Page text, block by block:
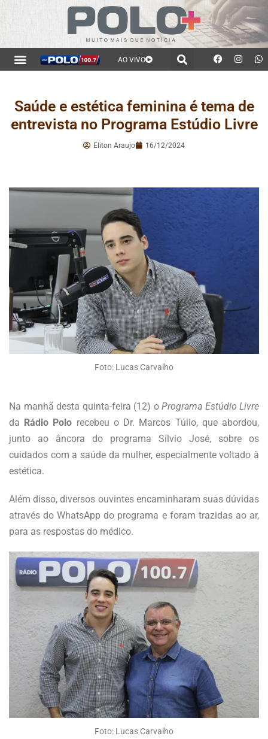
AO VIVO
Saúde e estética feminina é tema de
entrevista no Programa Estúdio Livre
Eliton Araujo 16/12/2024
Foto: Lucas Carvalho
Na manhã desta quinta-feira (12) o Programa Estúdio Livre
da Rádio Polo recebeu o Dr. Marcos Túlio, que abordou,
junto ao âncora do programa Sílvio José, sobre os
cuidados com a saúde da mulher, especialmente voltado à
estética.
Além disso, diversos ouvintes encaminharam suas dúvidas
através do WhatsApp do programa e foram trazidas ao ar,
para as respostas do médico.
Foto: Lucas Carvalho